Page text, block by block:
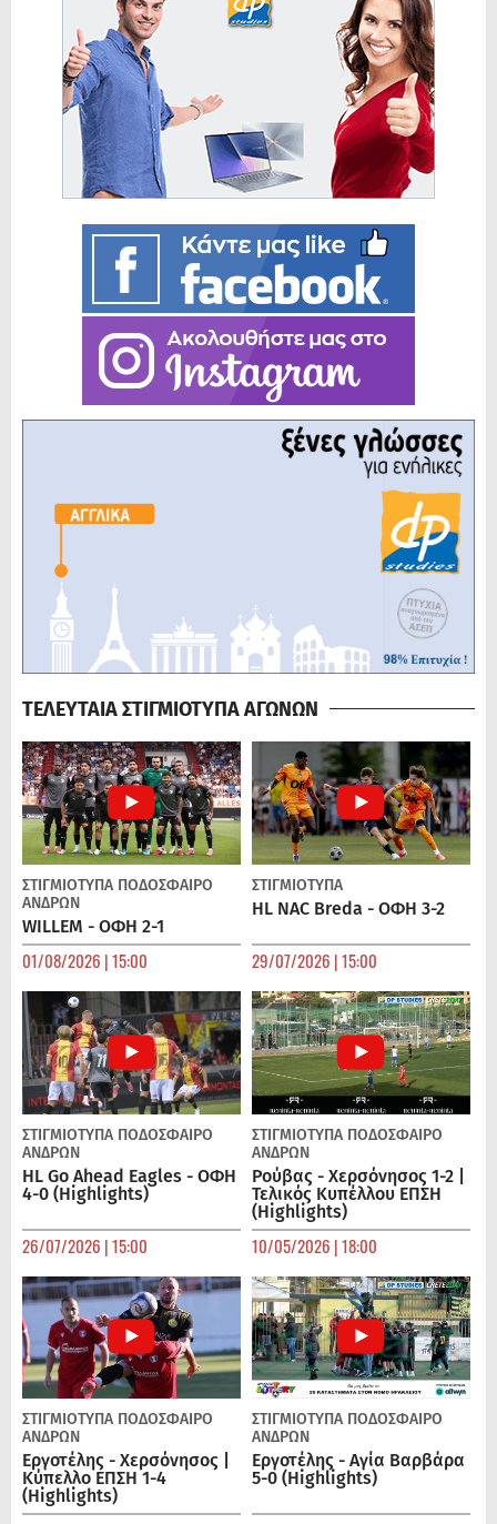
ΤΕΛΕΥΤΑΙΑ ΣΤΙΓΜΙΟΤΥΠΑ ΑΓΩΝΩΝ
ΣΤΙΓΜΙΟΤΥΠΑ ΠΟΔΌΣΦΑΙΡΟ
ΑΝΔΡΏΝ
WILLEM - ΟΦΗ 2-1
01/08/2026 | 15:00
ΣΤΙΓΜΙΟΤΥΠΑ
HL NAC Breda - ΟΦΗ 3-2
29/07/2026 | 15:00
ΣΤΙΓΜΙΟΤΥΠΑ ΠΟΔΌΣΦΑΙΡΟ
ΑΝΔΡΏΝ
HL Go Ahead Eagles - ΟΦΗ
4-0 (Highlights)
26/07/2026 | 15:00
ΣΤΙΓΜΙΟΤΥΠΑ ΠΟΔΌΣΦΑΙΡΟ
ΑΝΔΡΏΝ
Ρούβας - Χερσόνησος 1-2 |
Τελικός Κυπέλλου ΕΠΣΗ
(Highlights)
10/05/2026 | 18:00
ΣΤΙΓΜΙΟΤΥΠΑ ΠΟΔΌΣΦΑΙΡΟ
ΑΝΔΡΏΝ
Εργοτέλης - Χερσόνησος |
Κύπελλο ΕΠΣΗ 1-4
(Highlights)
ΣΤΙΓΜΙΟΤΥΠΑ ΠΟΔΌΣΦΑΙΡΟ
ΑΝΔΡΏΝ
Εργοτέλης - Αγία Βαρβάρα
5-0 (Highlights)